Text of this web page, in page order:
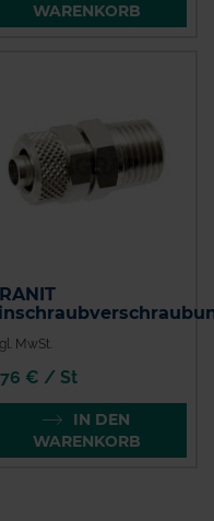
WARENKORB
MwSt.
€ / St
IN DEN
WARENKORB